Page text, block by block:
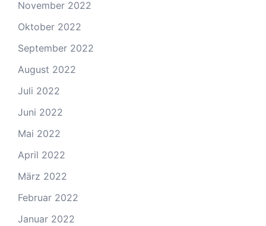
November 2022
Oktober 2022
September 2022
August 2022
Juli 2022
Juni 2022
Mai 2022
April 2022
März 2022
Februar 2022
Januar 2022